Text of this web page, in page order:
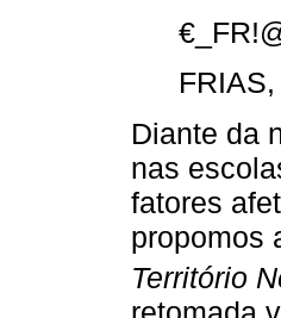
Diante da
nas
fatores
propomos
Território